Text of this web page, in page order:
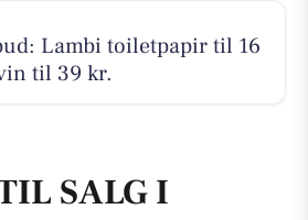
Lambi toiletpapir til 16
til 39 kr.
SALG I